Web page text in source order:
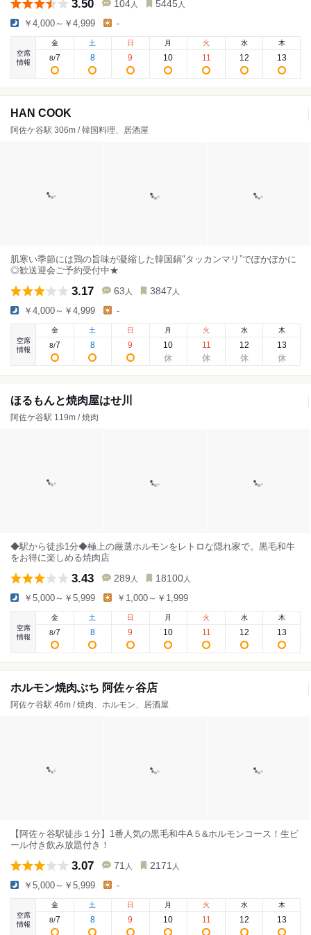
3.50 104 人 5445 人
￥4,000～￥4,999 -
空席
情報
金
8/7
土
8
日
9
月
10
火
11
水
12
木
13
HAN COOK
阿佐ケ谷駅 306m / 韓国料理、居酒屋
肌寒い季節には鶏の旨味が凝縮した韓国鍋"タッカンマリ”でぽかぽかに
◎歓送迎会ご予約受付中★
3.17 63 人 3847 人
￥4,000～￥4,999 -
空席
情報
金
8/7
土
8
日
9
月
10
火
11
水
12
木
13
ほるもんと焼肉屋はせ川
阿佐ケ谷駅 119m / 焼肉
◆駅から徒歩1分◆極上の厳選ホルモンをレトロな隠れ家で。黒毛和牛
をお得に楽しめる焼肉店
3.43 289 人 18100 人
￥5,000～￥5,999 ￥1,000～￥1,999
空席
情報
金
8/7
土
8
日
9
月
10
火
11
水
12
木
13
ホルモン焼肉ぶち 阿佐ヶ谷店
阿佐ケ谷駅 46m / 焼肉、ホルモン、居酒屋
【阿佐ヶ谷駅徒歩１分】1番人気の黒毛和牛A５&ホルモンコース！生ビ
ール付き飲み放題付き！
3.07 71 人 2171 人
￥5,000～￥5,999 -
空席
情報
金
8/7
土
8
日
9
月
10
火
11
水
12
木
13